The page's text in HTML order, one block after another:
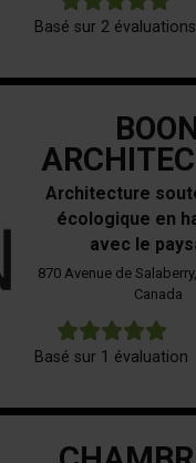
Basé sur 2 évaluations
Architecture
écologique en
avec le
870 Avenue de
Canada
5
Basé sur 1 évaluation